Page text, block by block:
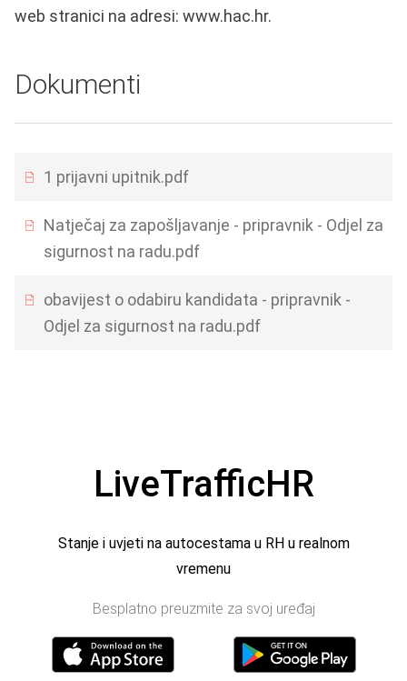
web stranici na adresi: www.hac.hr.
Dokumenti
1 prijavni upitnik.pdf
Natječaj za zapošljavanje - pripravnik - Odjel za
sigurnost na radu.pdf
obavijest o odabiru kandidata - pripravnik -
Odjel za sigurnost na radu.pdf
LiveTrafficHR
Stanje i uvjeti na autocestama u RH u realnom
vremenu
Besplatno preuzmite za svoj uređaj